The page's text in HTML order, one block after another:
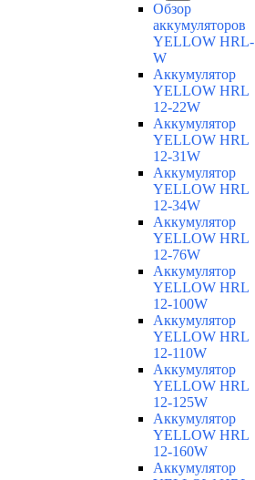
Обзор
аккумуляторов
YELLOW HRL-
W
Аккумулятор
YELLOW HRL
12-22W
Аккумулятор
YELLOW HRL
12-31W
Аккумулятор
YELLOW HRL
12-34W
Аккумулятор
YELLOW HRL
12-76W
Аккумулятор
YELLOW HRL
12-100W
Аккумулятор
YELLOW HRL
12-110W
Аккумулятор
YELLOW HRL
12-125W
Аккумулятор
YELLOW HRL
12-160W
Аккумулятор